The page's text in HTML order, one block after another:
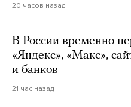
20 часов назад
В России временно
«Яндекс», «Макс»,
и банков
21 час назад